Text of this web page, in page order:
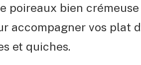
poireaux bien
accompagner vos plat
et quiches.